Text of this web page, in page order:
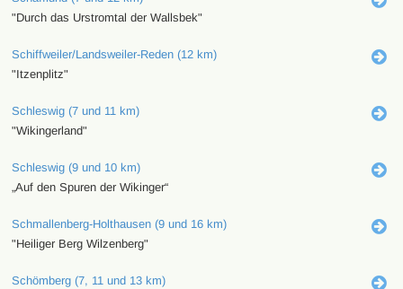
"Durch das Urstromtal der Wallsbek"
Schiffweiler/Landsweiler-Reden (12 km)
"Itzenplitz"
Schleswig (7 und 11 km)
"Wikingerland"
Schleswig (9 und 10 km)
„Auf den Spuren der Wikinger“
Schmallenberg-Holthausen (9 und 16 km)
"Heiliger Berg Wilzenberg"
Schömberg (7, 11 und 13 km)